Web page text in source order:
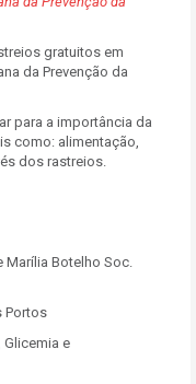
gratuitos em
da Prevenção da
para a importância da
como: alimentação,
dos rastreios.
Marília Botelho Soc.
Portos
Glicemia e